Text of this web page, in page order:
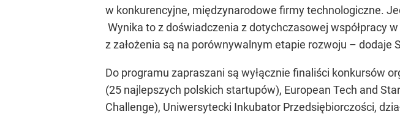
w konkurencyjne, międzynarodowe firmy technologiczne.
Wynika to z doświadczenia z dotychczasowej współpracy
z założenia są na porównywalnym etapie rozwoju – dodaje
Do programu zapraszani są wyłącznie finaliści konkursów
(25 najlepszych polskich startupów), European Tech and
Challenge), Uniwersytecki Inkubator Przedsiębiorczości,